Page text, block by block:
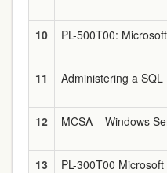
10 PL-500T00:
11 Administering a
12 MCSA – Windows
13 PL-300T00